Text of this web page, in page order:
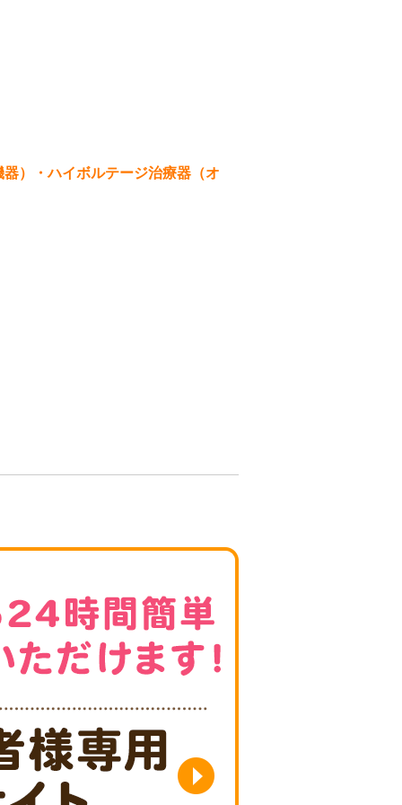
器）・ハイボルテージ治療器（オ